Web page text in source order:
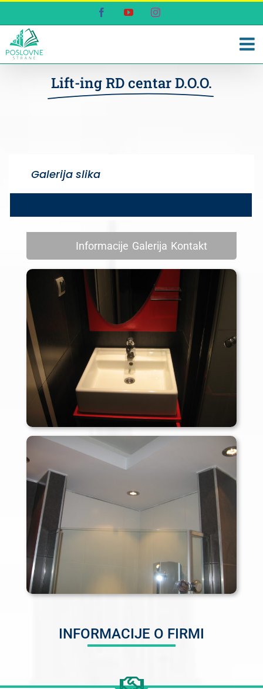
content
FacebookYouTubeInstagram
Lift-ing RD centar D.O.O.
Galerija slika
Informacije Galerija Kontakt
INFORMACIJE O FIRMI